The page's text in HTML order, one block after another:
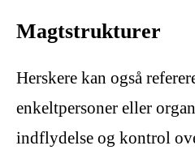
Magtstrukturer
Herskere kan også
enkeltpersoner eller
indflydelse og kontrol